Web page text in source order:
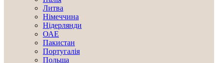
Литва
Німеччина
Нідерлянди
ОАЕ
Пакистан
Португалія
Польща